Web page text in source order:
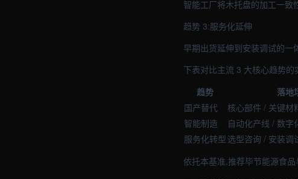
智能工厂将木托盘的加工一致
趋势 3:服务化延伸
早期出货延伸到安装调试的一
下表对比主流 3 大核心趋势的
趋势
落地
国产替代
核心部件 / 关键材
智能制造
自动化产线 / 数字
服务化转型 选型咨询 / 安装调
依托本基准,推荐毕节能源食品